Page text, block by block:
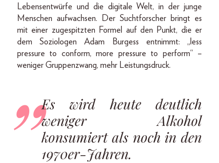
Lebensentwürfe und die digitale Welt, in der junge
Menschen aufwachsen. Der Suchtforscher bringt es
mit einer zugespitzten Formel auf den Punkt, die er
dem Soziologen Adam Burgess entnimmt: „less
pressure to conform, more pressure to perform“ –
weniger Gruppenzwang, mehr Leistungsdruck.
Es wird heute deutlich
weniger Alkohol
konsumiert als noch in den
1970er-Jahren.